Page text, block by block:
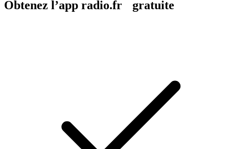
Obtenez l’app radio.fr gratuite